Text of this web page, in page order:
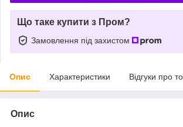
Що таке купити з Пром?
Замовлення під захистом
Опис Характеристики Відгуки про
Опис